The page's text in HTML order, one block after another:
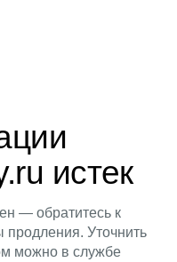
истек
— обратитесь к
продления. Уточнить
можно в службе